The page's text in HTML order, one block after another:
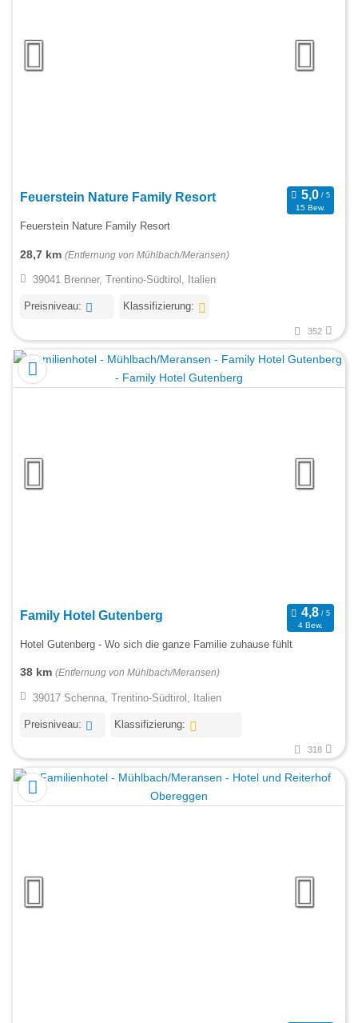
Feuerstein Nature Family Resort
15 Bew.
Feuerstein Nature Family Resort
28,7 km (Entfernung von Mühlbach/Meransen)
39041 Brenner, Trentino-Südtirol, Italien
Preisniveau: Klassifizierung:
352
Family Hotel Gutenberg
4 Bew.
Hotel Gutenberg - Wo sich die ganze Familie zuhause fühlt
38 km (Entfernung von Mühlbach/Meransen)
39017 Schenna, Trentino-Südtirol, Italien
Preisniveau: Klassifizierung:
318